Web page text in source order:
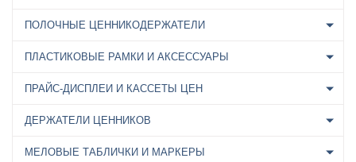
ПОЛОЧНЫЕ ЦЕННИКОДЕРЖАТЕЛИ
ПЛАСТИКОВЫЕ РАМКИ И АКСЕССУАРЫ
ПРАЙС-ДИСПЛЕИ И КАССЕТЫ ЦЕН
ДЕРЖАТЕЛИ ЦЕННИКОВ
МЕЛОВЫЕ ТАБЛИЧКИ И МАРКЕРЫ